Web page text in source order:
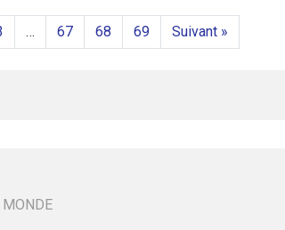
… 67 68 69 Suivant »
MONDE